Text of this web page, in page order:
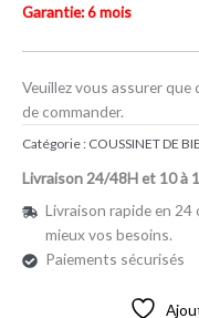
Garantie: 6 mois
Veuillez vous assurer
de commander.
Catégorie : COUSSINET DE
Livraison 24/48H et 10 à
Livraison rapide en 24
mieux vos besoins.
Paiements sécurisés